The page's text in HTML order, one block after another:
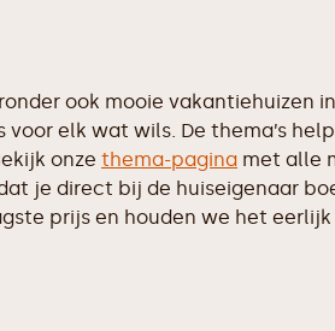
ook mooie vakantiehuizen
elk wat wils. De thema’s
onze thema-pagina met alle
je direct bij de huiseigenaar
prijs en houden we het